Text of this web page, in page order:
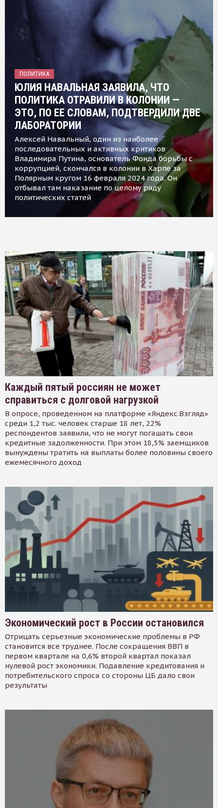
ПОЛИТИКА
ЮЛИЯ НАВАЛЬНАЯ ЗАЯВИЛА, ЧТО
ПОЛИТИКА ОТРАВИЛИ В КОЛОНИИ —
ЭТО, ПО ЕЕ СЛОВАМ, ПОДТВЕРДИЛИ ДВЕ
ЛАБОРАТОРИИ
Алексей Навальный, один из наиболее
последовательных и активных критиков
Владимира Путина, основатель Фонда борьбы с
коррупцией, скончался в колонии в Харпе за
Полярным кругом 16 февраля 2024 года. Он
отбывал там наказание по целому ряду
политических статей
Каждый пятый россиян не может
справиться с долговой нагрузкой
В опросе, проведенном на платформе «Яндекс.Взгляд»
среди 1,2 тыс. человек старше 18 лет, 22%
респондентов заявили, что не могут погашать свои
кредитные задолженности. При этом 18,5% заемщиков
вынуждены тратить на выплаты более половины своего
ежемесячного доход
Экономический рост в России остановился
Отрицать серьезные экономические проблемы в РФ
становится все труднее. После сокращения ВВП в
первом квартале на 0,6% второй квартал показал
нулевой рост экономики. Подавление кредитования и
потребительского спроса со стороны ЦБ дало свои
результаты